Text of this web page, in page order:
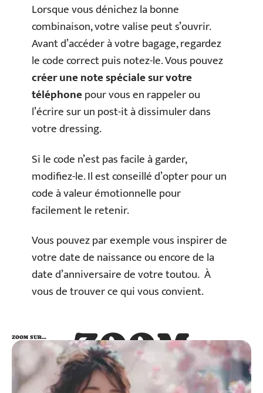
Lorsque vous dénichez la bonne
combinaison, votre valise peut s’ouvrir.
Avant d’accéder à votre bagage, regardez
le code correct puis notez-le. Vous pouvez
créer une note spéciale sur votre
téléphonepour vous en rappeler ou
l’écrire sur un post-it à dissimuler dans
votre dressing.
Si le code n’est pas facile à garder,
modifiez-le. Il est conseillé d’opter pour un
code à valeur émotionnelle pour
facilement le retenir.
Vous pouvez par exemple vous inspirer de
votre date de naissance ou encore de la
date d’anniversaire de votre toutou. À
vous de trouver ce qui vous convient.
ZOOM
SUR…
ZOOM SUR…